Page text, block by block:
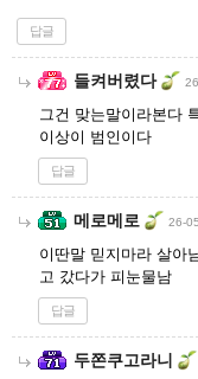
답글
들켜버렸다
그건 맞는말이라본다
이상이 범인이다
답글
메로메로 26-
이딴말 믿지마라 살아
고 갔다가 피눈물남
답글
두쫀쿠고라니